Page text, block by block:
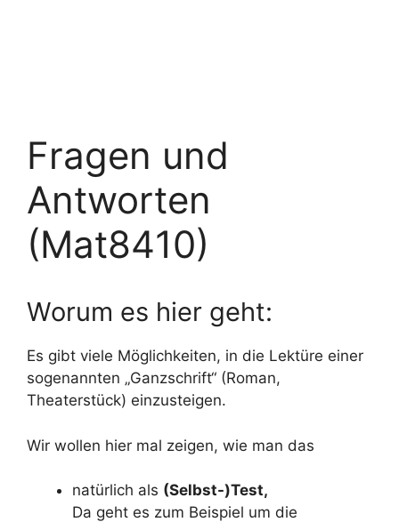
Fragen und
Antworten
(Mat8410)
Worum es hier geht:
Es gibt viele Möglichkeiten, in die Lektüre einer
sogenannten „Ganzschrift“ (Roman,
Theaterstück) einzusteigen.
Wir wollen hier mal zeigen, wie man das
natürlich als (Selbst-)Test,
Da geht es zum Beispiel um die